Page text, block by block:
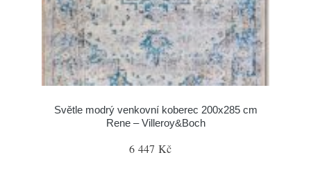
Světle modrý venkovní koberec 200x285 cm
Rene – Villeroy&Boch
6 447 Kč